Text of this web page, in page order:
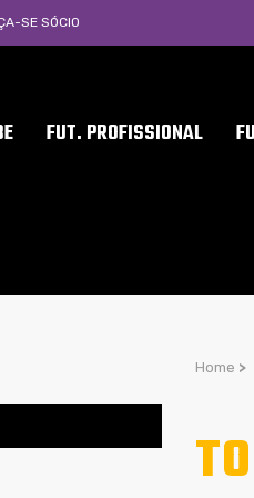
SE SÓCIO
FUT. PROFISSIONAL
Home >